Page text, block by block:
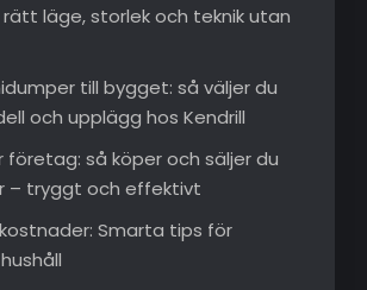
rätt läge, storlek och teknik utan
till bygget: så väljer du
och upplägg hos Kendrill
företag: så köper och säljer du
– tryggt och effektivt
Smarta tips för